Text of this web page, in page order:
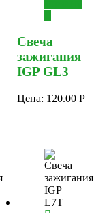
Свеча
зажигания
IGP GL3
Цена: 120.00 Р